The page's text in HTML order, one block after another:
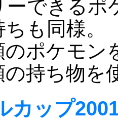
ーできるポ
も同様。
のポケモン
の持ち物を
カップ